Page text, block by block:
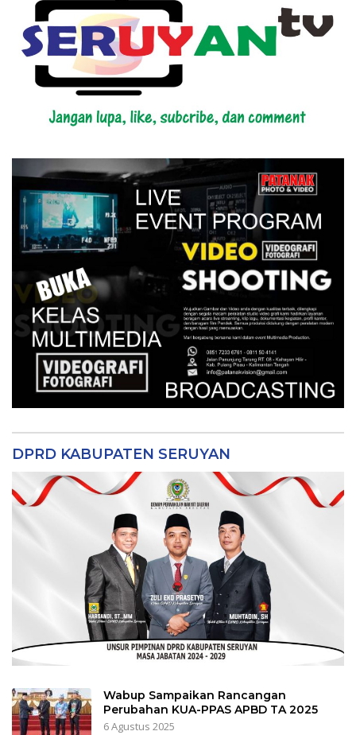
DPRD KABUPATEN SERUYAN
Wabup Sampaikan Rancangan
Perubahan KUA-PPAS APBD TA 2025
6 Agustus 2025